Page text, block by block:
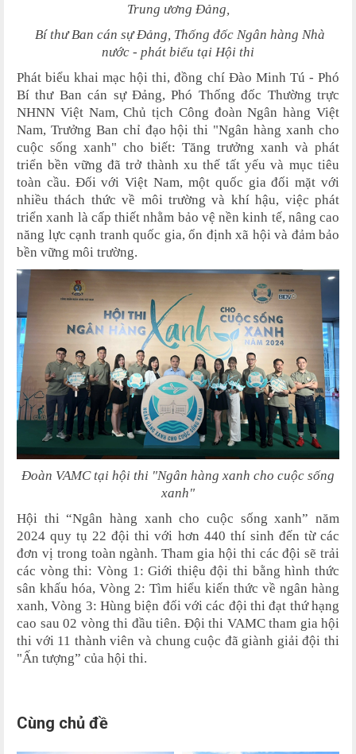
Trung ương Đảng,
Bí thư Ban cán sự Đảng, Thống đốc Ngân hàng Nhà
nước - phát biểu tại Hội thi
Phát biểu khai mạc hội thi, đồng chí Đào Minh Tú - Phó
Bí thư Ban cán sự Đảng, Phó Thống đốc Thường trực
NHNN Việt Nam, Chủ tịch Công đoàn Ngân hàng Việt
Nam, Trưởng Ban chỉ đạo hội thi "Ngân hàng xanh cho
cuộc sống xanh" cho biết: Tăng trưởng xanh và phát
triển bền vững đã trở thành xu thế tất yếu và mục tiêu
toàn cầu. Đối với Việt Nam, một quốc gia đối mặt với
nhiều thách thức về môi trường và khí hậu, việc phát
triển xanh là cấp thiết nhằm bảo vệ nền kinh tế, nâng cao
năng lực cạnh tranh quốc gia, ổn định xã hội và đảm bảo
bền vững môi trường.
Đoàn VAMC tại hội thi "Ngân hàng xanh cho cuộc sống
xanh"
Hội thi “Ngân hàng xanh cho cuộc sống xanh” năm
2024 quy tụ 22 đội thi với hơn 440 thí sinh đến từ các
đơn vị trong toàn ngành. Tham gia hội thi các đội sẽ trải
các vòng thi: Vòng 1: Giới thiệu đội thi bằng hình thức
sân khấu hóa, Vòng 2: Tìm hiểu kiến thức về ngân hàng
xanh, Vòng 3: Hùng biện đối với các đội thi đạt thứ hạng
cao sau 02 vòng thi đầu tiên. Đội thi VAMC tham gia hội
thi với 11 thành viên và chung cuộc đã giành giải đội thi
"Ấn tượng” của hội thi.
Cùng chủ đề